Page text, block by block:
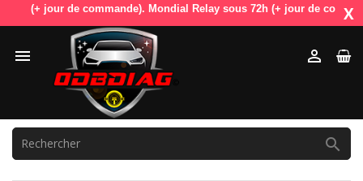
(+ jour de commande). Mondial Relay sous 72h (+ jour de X
 
